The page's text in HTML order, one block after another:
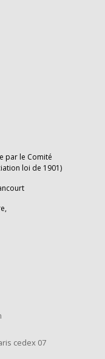
par le Comité
loi de 1901)
cedex 07